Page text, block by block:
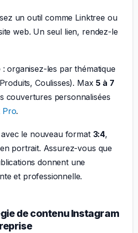
un outil comme Linktree ou
web. Un seul lien, rendez-le
: organisez-les par thématique
Coulisses). Max 5 à 7
couvertures personnalisées
Pro.
le nouveau format 3:4,
portrait. Assurez-vous que
donnent une
et professionnelle.
de contenu Instagram